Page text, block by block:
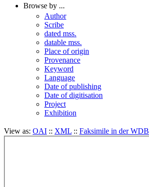
Browse by ...
Author
Scribe
dated mss.
datable mss.
Place of origin
Provenance
Keyword
Language
Date of publishing
Date of digitisation
Project
Exhibition
View as: OAI :: XML :: Faksimile in der WDB